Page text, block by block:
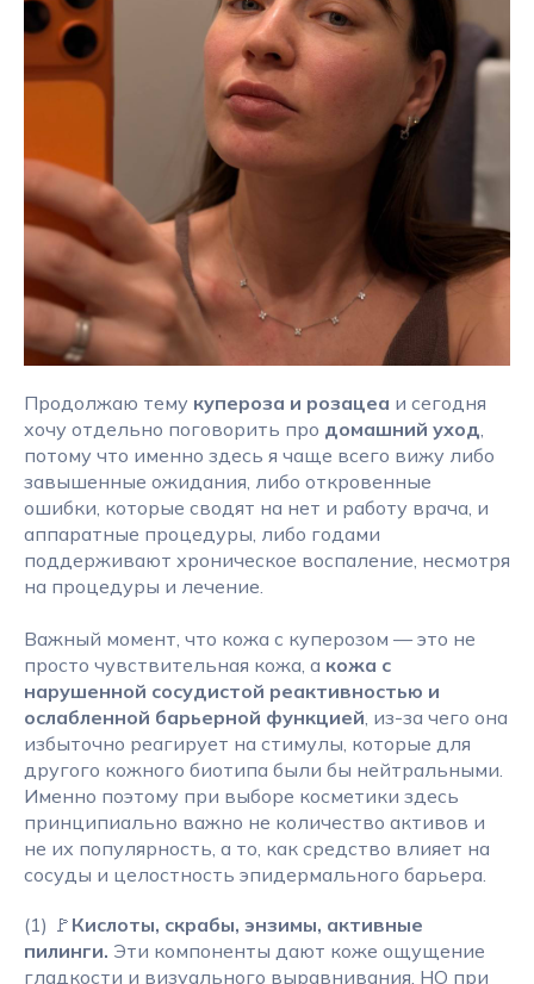
Продолжаю тему купероза и розацеа и сегодня
хочу отдельно поговорить про домашний уход,
потому что именно здесь я чаще всего вижу либо
завышенные ожидания, либо откровенные
ошибки, которые сводят на нет и работу врача, и
аппаратные процедуры, либо годами
поддерживают хроническое воспаление, несмотря
на процедуры и лечение.
Важный момент, что кожа с куперозом — это не
просто чувствительная кожа, а кожа с
нарушенной сосудистой реактивностью и
ослабленной барьерной функцией, из-за чего она
избыточно реагирует на стимулы, которые для
другого кожного биотипа были бы нейтральными.
Именно поэтому при выборе косметики здесь
принципиально важно не количество активов и
не их популярность, а то, как средство влияет на
сосуды и целостность эпидермального барьера.
(1) 🚩 Кислоты, скрабы, энзимы, активные
пилинги. Эти компоненты дают коже ощущение
гладкости и визуального выравнивания, НО при